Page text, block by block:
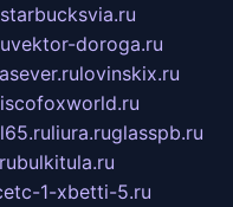
starbucksvia.ru
vektor-doroga.ru
lovinskix.ru
liura.ruglasspb.ru
bulkitula.ru
1-xbetti-5.ru